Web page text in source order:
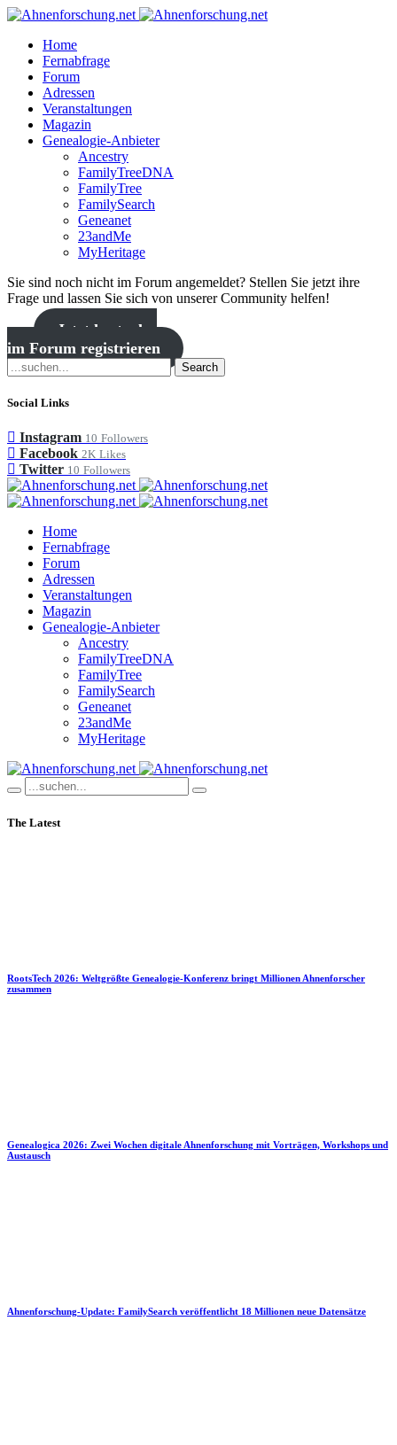
Home
Fernabfrage
Forum
Adressen
Veranstaltungen
Magazin
Genealogie-Anbieter
Ancestry
FamilyTreeDNA
FamilyTree
FamilySearch
Geneanet
23andMe
MyHeritage
Sie sind noch nicht im Forum angemeldet? Stellen Sie jetzt ihre
Frage und lassen Sie sich von unserer Community helfen!
Jetzt kostenlos
im Forum registrieren
Search
Social Links
Instagram 10 Followers
Facebook 2K Likes
Twitter 10 Followers
Home
Fernabfrage
Forum
Adressen
Veranstaltungen
Magazin
Genealogie-Anbieter
Ancestry
FamilyTreeDNA
FamilyTree
FamilySearch
Geneanet
23andMe
MyHeritage
The Latest
RootsTech 2026: Weltgrößte Genealogie-Konferenz bringt Millionen Ahnenforscher
zusammen
Genealogica 2026: Zwei Wochen digitale Ahnenforschung mit Vorträgen, Workshops und
Austausch
Ahnenforschung-Update: FamilySearch veröffentlicht 18 Millionen neue Datensätze